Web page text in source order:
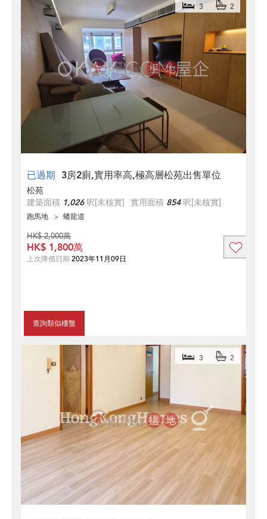
已過期 3房2廁,實用率高,極高層松苑出售單位
3 2
松苑
建築面積 1,026呎[未核實] 實用面積 854呎[未核實]
跑馬地 蟠龍道
查詢類似樓盤
HK$ 2,000萬
HK$ 1,800萬
上次降價日期 2023年11月09日
3 2